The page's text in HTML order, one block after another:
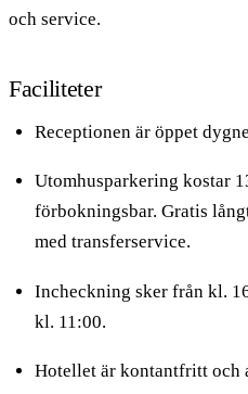
och service.
Faciliteter
Receptionen är öppet
Utomhusparkering kostar
förbokningsbar. Gratis
med transferservice.
Incheckning sker från kl.
kl. 11:00.
Hotellet är kontantfritt och